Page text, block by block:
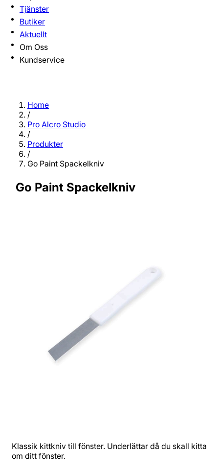
Tjänster
Butiker
Aktuellt
Om Oss
Kundservice
Home
/
Pro Alcro Studio
/
Produkter
/
Go Paint Spackelkniv
Go Paint Spackelkniv
Klassik kittkniv till fönster. Underlättar då du skall kitta
om ditt fönster.